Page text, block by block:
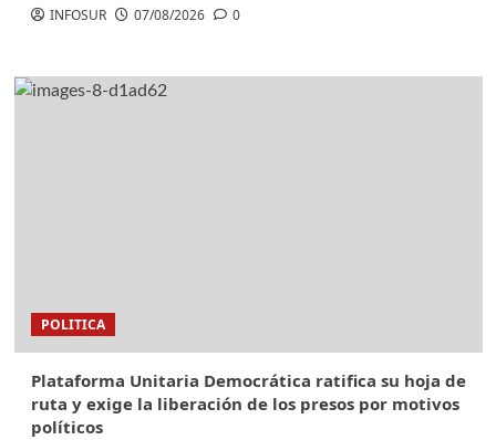
INFOSUR 07/08/2026 0
POLITICA
Plataforma Unitaria Democrática ratifica su hoja de
ruta y exige la liberación de los presos por motivos
políticos